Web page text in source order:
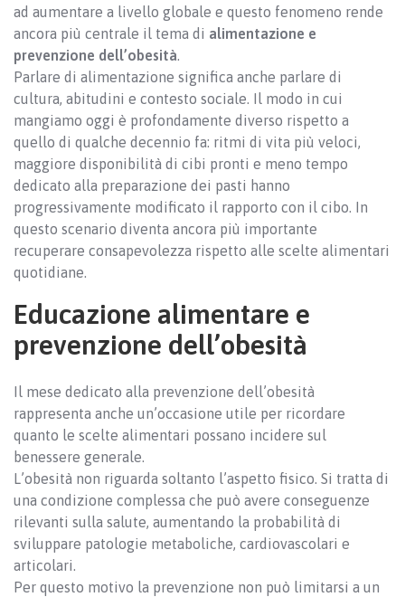
ad aumentare a livello globale e questo fenomeno rende
ancora più centrale il tema di alimentazione e
prevenzione dell’obesità.
Parlare di alimentazione significa anche parlare di
cultura, abitudini e contesto sociale. Il modo in cui
mangiamo oggi è profondamente diverso rispetto a
quello di qualche decennio fa: ritmi di vita più veloci,
maggiore disponibilità di cibi pronti e meno tempo
dedicato alla preparazione dei pasti hanno
progressivamente modificato il rapporto con il cibo. In
questo scenario diventa ancora più importante
recuperare consapevolezza rispetto alle scelte alimentari
quotidiane.
Educazione alimentare e
prevenzione dell’obesità
Il mese dedicato alla prevenzione dell’obesità
rappresenta anche un’occasione utile per ricordare
quanto le scelte alimentari possano incidere sul
benessere generale.
L’obesità non riguarda soltanto l’aspetto fisico. Si tratta di
una condizione complessa che può avere conseguenze
rilevanti sulla salute, aumentando la probabilità di
sviluppare patologie metaboliche, cardiovascolari e
articolari.
Per questo motivo la prevenzione non può limitarsi a un